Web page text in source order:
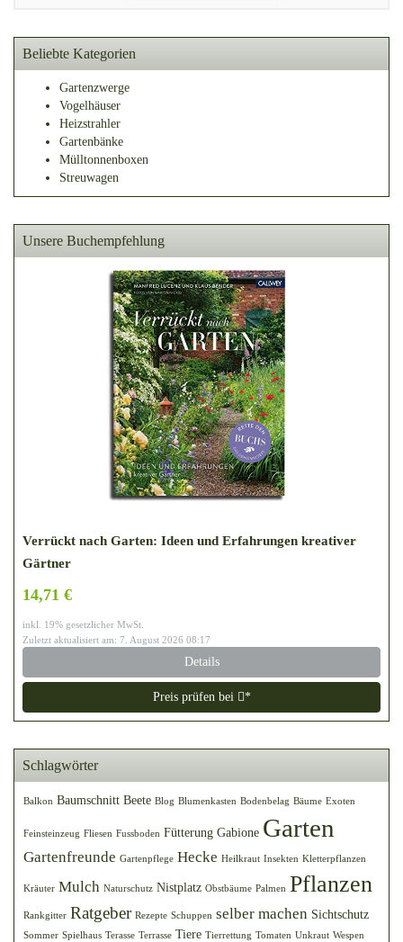
Beliebte Kategorien
Gartenzwerge
Vogelhäuser
Heizstrahler
Gartenbänke
Mülltonnenboxen
Streuwagen
Unsere Buchempfehlung
Verrückt nach Garten: Ideen und Erfahrungen kreativer
Gärtner
14,71 €
inkl. 19% gesetzlicher MwSt.
Zuletzt aktualisiert am: 7. August 2026 08:17
Details
Preis prüfen bei *
Schlagwörter
Balkon Baumschnitt Beete Blog Blumenkasten Bodenbelag Bäume Exoten
Feinsteinzeug Fliesen Fussboden Fütterung Gabione Garten
Gartenfreunde Gartenpflege Hecke Heilkraut Insekten Kletterpflanzen
Kräuter Mulch Naturschutz Nistplatz Obstbäume Palmen Pflanzen
Rankgitter Ratgeber Rezepte Schuppen selber machen Sichtschutz
Sommer Spielhaus Terasse Terrasse Tiere Tierrettung Tomaten Unkraut Wespen